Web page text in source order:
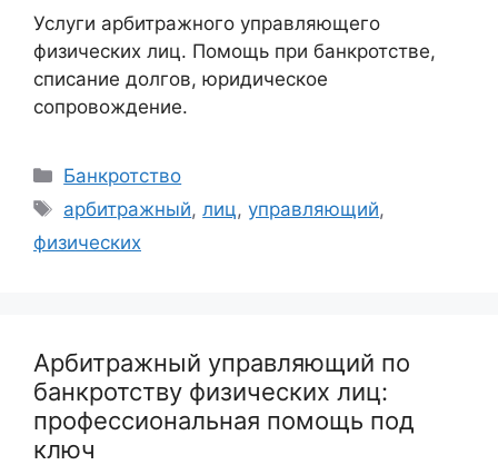
Услуги арбитражного управляющего
физических лиц. Помощь при банкротстве,
списание долгов, юридическое
сопровождение.
Рубрики
Банкротство
Метки
арбитражный,лиц,управляющий,
физических
Арбитражный управляющий по
банкротству физических лиц:
профессиональная помощь под
ключ